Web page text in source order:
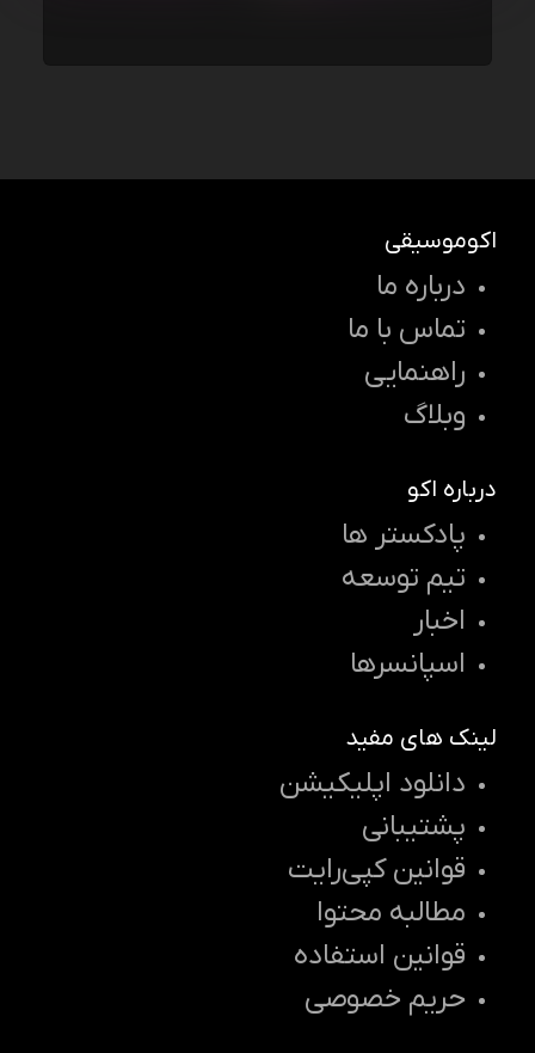
اکوموسیقی
درباره ما
تماس با ما
راهنمایی
وبلاگ
درباره اکو
پادکستر ها
تیم توسعه
اخبار
اسپانسرها
لینک های مفید
دانلود اپلیکیشن
پشتیبانی
قوانین کپی‌رایت
مطالبه محتوا
قوانین استفاده
حریم خصوصی